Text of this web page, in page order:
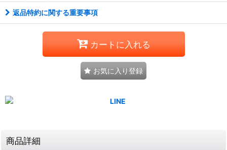
返品特約に関する重要事項
カートに入れる
お気に入り登録
商品詳細